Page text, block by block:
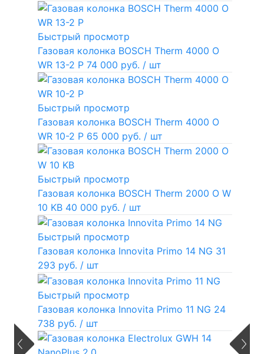
Быстрый просмотр
Газовая колонка BOSCH Therm 4000 O
WR 13-2 P 74 000 руб. / шт
Быстрый просмотр
Газовая колонка BOSCH Therm 4000 O
WR 10-2 P 65 000 руб. / шт
Быстрый просмотр
Газовая колонка BOSCH Therm 2000 O W
10 KB 40 000 руб. / шт
Быстрый просмотр
Газовая колонка Innovita Primo 14 NG 31
293 руб. / шт
Быстрый просмотр
Газовая колонка Innovita Primo 11 NG 24
738 руб. / шт